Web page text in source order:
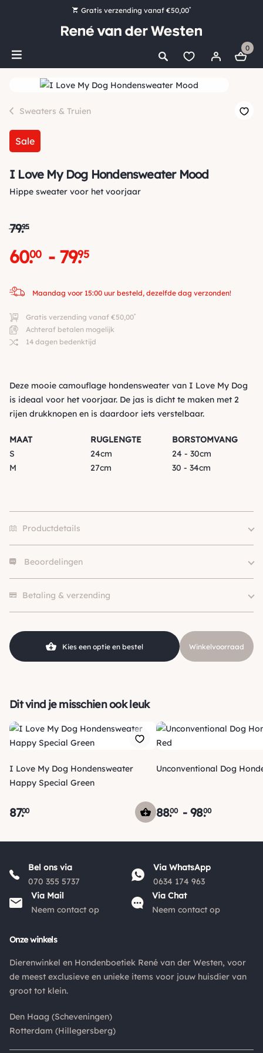
Gratis verzending vanaf €50,00*
Bestel nu, betaal later met Klarna
Ruim 16.000 artikelen op voorraad
0
Sweaters & Truien
Sale
I Love My Dog Hondensweater Mood
Hippe sweater voor het voorjaar
79.95
60.
00 - 79.
95
Maandag voor 15:00 uur besteld, dezelfde dag verzonden!
Gratis verzending vanaf €50,00*
Achteraf betalen mogelijk
14 dagen bedenktijd
Deze mooie camouflage hondensweater van I Love My Dog
is ideaal voor het voorjaar. De jas is dicht te maken met 2
rijen drukknopen en is daardoor iets verstelbaar.
MAAT RUGLENGTE
BORSTOMVANG
S
24cm
24 - 30cm
M
27cm 30 - 34cm
Productdetails
Size
Kleur
Camouflage
Merk
Beoordelingen
Betaling & verzending
Verzending
Je ontvangt een track & trace code van ons zodat je je
pakketje kan volgen. Voor orders tot € 15.00 zijn de
verzendkosten € 5.95, daarna € 3.95
*en gratis vanaf €
*.
*De verzendkosten naar België en de rest van Europa wijken
onder de €50,00 zijn voor België €6,95 en boven de €50,00
zijn de verzendkosten €3,95. De pakketten naar België
worden aangetekend en verzekerd verstuurd. Voor de
verzendkosten buiten Nederland en België verwijzen wij je
graag door naar "
Orders Europe
Kies een optie en bestel Winkelvoorraad
Dit vind je misschien ook leuk
I Love My Dog Hondensweater
Happy Special Green
87.00
Unconventional Dog
88.00 - 98.00
Bel ons via
070 355 5737
Via WhatsApp
0634 174 963
Via Mail
Neem contact op
Via Chat
Neem contact op
Onze winkels
Dierenwinkel en Hondenboetiek René van der Westen, voor
de meest exclusieve en unieke items voor jouw huisdier van
groot tot klein.
Den Haag (Scheveningen)
Rotterdam (Hillegersberg)